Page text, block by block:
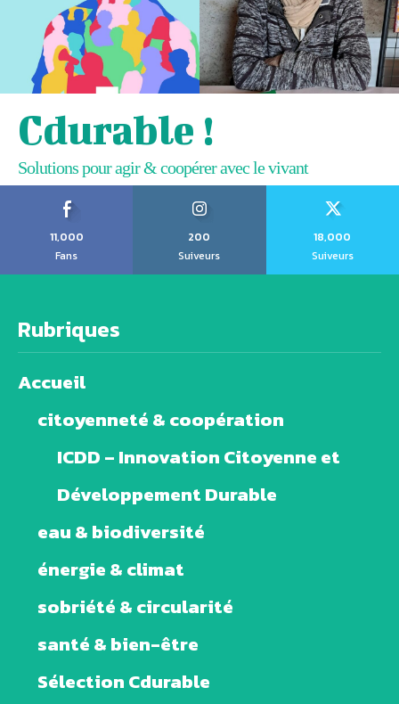
Cdurable !
Solutions pour agir & coopérer avec le vivant
11,000
Fans
200
Suiveurs
18,000
Suiveurs
Rubriques
Accueil
citoyenneté & coopération
ICDD – Innovation Citoyenne et
Développement Durable
eau & biodiversité
énergie & climat
sobriété & circularité
santé & bien-être
Sélection Cdurable